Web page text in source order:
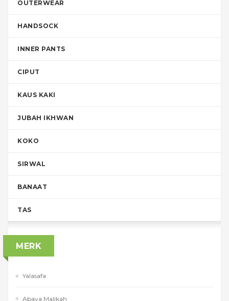
OUTERWEAR
HANDSOCK
INNER PANTS
CIPUT
KAUS KAKI
JUBAH IKHWAN
KOKO
SIRWAL
BANAAT
TAS
MERK
Yalasafa
Abaya Malikah